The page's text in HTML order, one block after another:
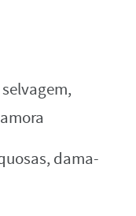
dama-